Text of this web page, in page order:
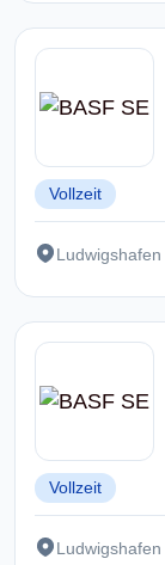
Vollzeit
Ludwigshafen
Vollzeit
Ludwigshafen